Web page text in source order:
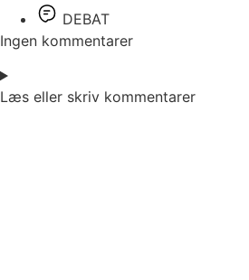
DEBAT
Ingen kommentarer
Læs eller skriv kommentarer